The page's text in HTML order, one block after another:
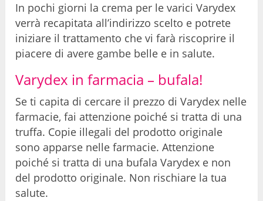
In pochi giorni la crema per le varici Varydex
verrà recapitata all’indirizzo scelto e potrete
iniziare il trattamento che vi farà riscoprire il
piacere di avere gambe belle e in salute.
Varydex in farmacia – bufala!
Se ti capita di cercare il prezzo di Varydex nelle
farmacie, fai attenzione poiché si tratta di una
truffa. Copie illegali del prodotto originale
sono apparse nelle farmacie. Attenzione
poiché si tratta di una bufala Varydex e non
del prodotto originale. Non rischiare la tua
salute.